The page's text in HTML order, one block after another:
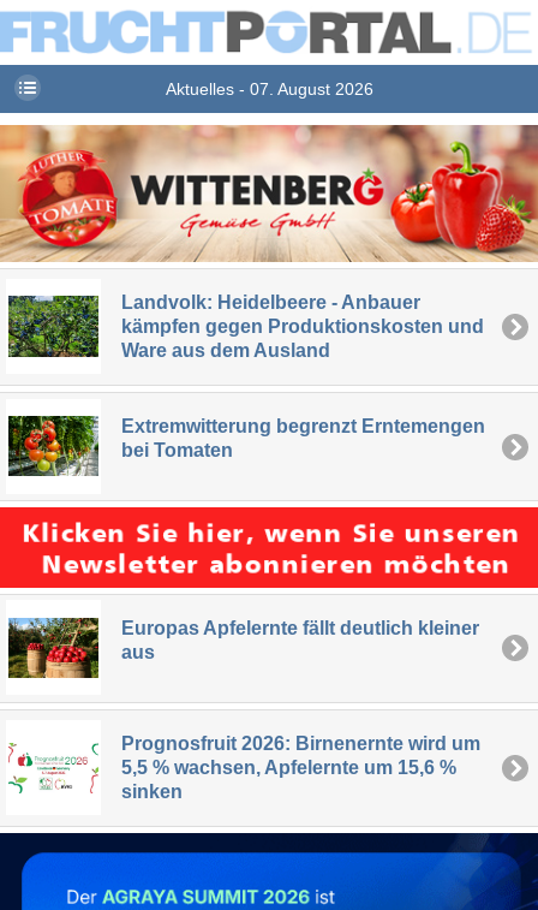
Aktuelles - 07. August 2026
Landvolk: Heidelbeere - Anbauer
kämpfen gegen Produktionskosten und
Ware aus dem Ausland
Extremwitterung begrenzt Erntemengen
bei Tomaten
Europas Apfelernte fällt deutlich kleiner
aus
Prognosfruit 2026: Birnenernte wird um
5,5 % wachsen, Apfelernte um 15,6 %
sinken